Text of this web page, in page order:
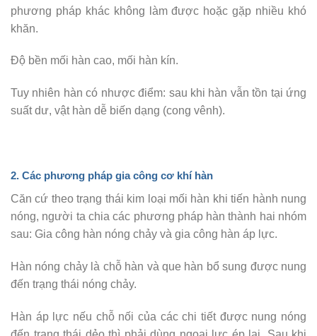
phương pháp khác không làm được hoặc gặp nhiều khó
khăn.
Độ bền mối hàn cao, mối hàn kín.
Tuy nhiên hàn có nhược điểm: sau khi hàn vẫn tồn tại ứng
suất dư, vật hàn dễ biến dạng (cong vênh).
2. Các phương pháp gia công cơ khí hàn
Căn cứ theo trạng thái kim loại mối hàn khi tiến hành nung
nóng, người ta chia các phương pháp hàn thành hai nhóm
sau: Gia công hàn nóng chảy và gia công hàn áp lực.
Hàn nóng chảy là chỗ hàn và que hàn bổ sung được nung
đến trạng thái nóng chảy.
Hàn áp lực nếu chỗ nối của các chi tiết được nung nóng